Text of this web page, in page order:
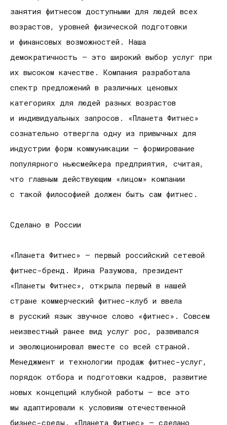
занятия фитнесом доступными для людей всех
возрастов, уровней физической подготовки
и финансовых возможностей. Наша
демократичность — это широкий выбор услуг при
их высоком качестве. Компания разработала
спектр предложений в различных ценовых
категориях для людей разных возрастов
и индивидуальных запросов. «Планета Фитнес»
сознательно отвергла одну из привычных для
индустрии форм коммуникации — формирование
популярного ньюсмейкера предприятия, считая,
что главным действующим «лицом» компании
с такой философией должен быть сам фитнес.
Сделано в России
«Планета Фитнес» — первый российский сетевой
фитнес-бренд. Ирина Разумова, президент
«Планеты Фитнес», открыла первый в нашей
стране коммерческий фитнес-клуб и ввела
в русский язык звучное слово «фитнес». Совсем
неизвестный ранее вид услуг рос, развивался
и эволюционировал вместе со всей страной.
Менеджмент и технологии продаж фитнес-услуг,
порядок отбора и подготовки кадров, развитие
новых концепций клубной работы — все это
мы адаптировали к условиям отечественной
бизнес-среды. «Планета Фитнес» — сделано